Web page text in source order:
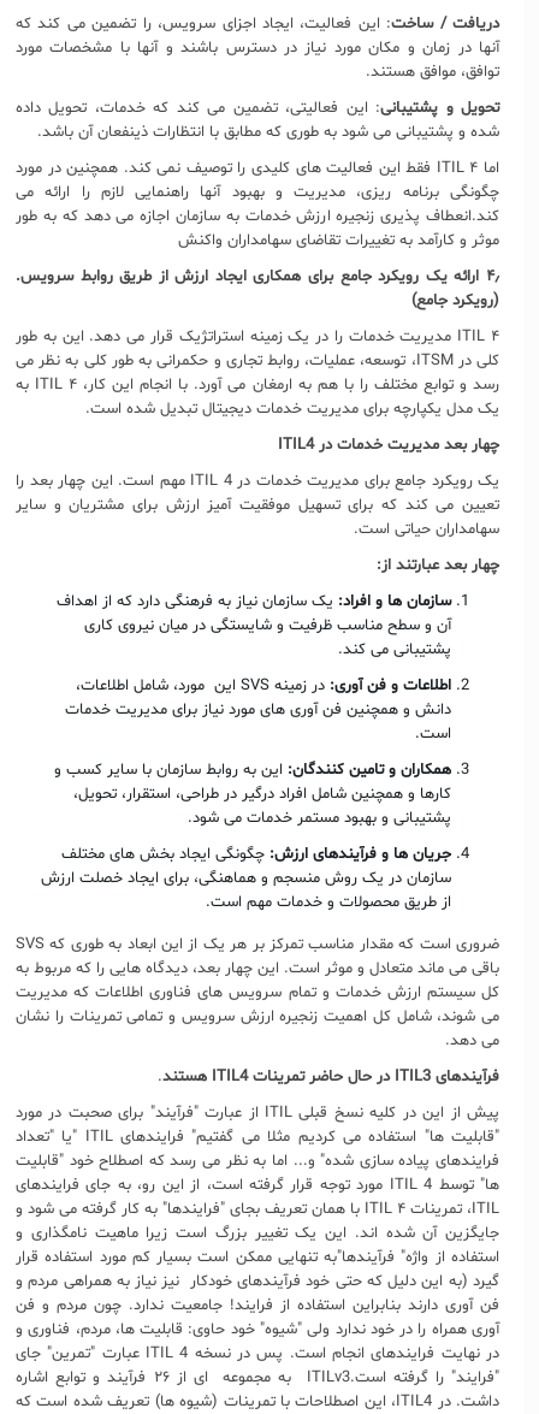
دریافت / ساخت: این فعالیت، ایجاد اجزای سرویس، را تضمین می کند که
آنها در زمان و مکان مورد نیاز در دسترس باشند و آنها با مشخصات مورد
توافق، موافق هستند.
تحویل و پشتیبانی: این فعالیتی، تضمین می کند که خدمات، تحویل داده
شده و پشتیبانی می شود به طوری که مطابق با انتظارات ذینفعان آن باشد.
اما ITIL ۴ فقط این فعالیت های کلیدی را توصیف نمی کند. همچنین در مورد
چگونگی برنامه ریزی، مدیریت و بهبود آنها راهنمایی لازم را ارائه می
کند.انعطاف پذیری زنجیره ارزش خدمات به سازمان اجازه می دهد که به طور
موثر و کارآمد به تغییرات تقاضای سهامداران واکنش
۴٫ ارائه یک رویکرد جامع برای همکاری ایجاد ارزش از طریق روابط سرویس.
(رویکرد جامع)
ITIL ۴ مدیریت خدمات را در یک زمینه استراتژیک قرار می دهد. این به طور
کلی در ITSM، توسعه، عملیات، روابط تجاری و حکمرانی به طور کلی به نظر می
رسد و توابع مختلف را با هم به ارمغان می آورد. با انجام این کار، ITIL ۴ به
یک مدل یکپارچه برای مدیریت خدمات دیجیتال تبدیل شده است.
چهار بعد مدیریت خدمات درITIL4
یک رویکرد جامع برای مدیریت خدمات در ITIL 4 مهم است. این چهار بعد را
تعیین می کند که برای تسهیل موفقیت آمیز ارزش برای مشتریان و سایر
سهامداران حیاتی است.
چهار بعد عبارتند از:
سازمان ها و افراد: یک سازمان نیاز به فرهنگی دارد که از اهداف
آن و سطح مناسب ظرفیت و شایستگی در میان نیروی کاری
پشتیبانی می کند.
اطلاعات و فن آوری:
در زمینه SVS این مورد، شامل اطلاعات،
دانش و همچنین فن آوری های مورد نیاز برای مدیریت خدمات
است.
همکاران و تامین کنندگان: این به روابط سازمان با سایر کسب و
کارها و همچنین شامل افراد درگیر در طراحی، استقرار، تحویل،
پشتیبانی و بهبود مستمر خدمات می شود.
جریان ها و فرآیندهای ارزش: چگونگی ایجاد بخش های مختلف
سازمان در یک روش منسجم و هماهنگی، برای ایجاد خصلت ارزش
از طریق محصولات و خدمات مهم است.
ضروری است که مقدار مناسب تمرکز بر هر یک از این ابعاد به طوری که SVS
باقی می ماند متعادل و موثر است. این چهار بعد، دیدگاه هایی را که مربوط به
کل سیستم ارزش خدمات و تمام سرویس های فناوری اطلاعات که مدیریت
می شوند، شامل کل اهمیت زنجیره ارزش سرویس و تمامی تمرینات را نشان
می دهد.
فرآیندهای ITIL3 در حال حاضر تمریناتITIL4 هستند.
پیش از این در کلیه نسخ قبلی ITIL از عبارت "فرآیند" برای صحبت در مورد
"قابلیت ها" استفاده می کردیم مثلا می گفتیم" فرایندهای ITIL "یا "تعداد
فرایندهای پیاده سازی شده" و... اما به نظر می رسد که اصطلاح خود "قابلیت
ها" توسط ITIL 4 مورد توجه قرار گرفته است، از این رو، به جای فرایندهای
ITIL، تمرینات ITIL ۴ با همان تعریف بجای "فرایندها" به کار گرفته می شود و
جایگزین آن شده اند. این یک تغییر بزرگ است زیرا ماهیت نامگذاری و
استفاده از واژه" فرآیندها"به تنهایی ممکن است بسیار کم مورد استفاده قرار
گیرد (به این دلیل که حتی خود فرآیندهای خودکار نیز نیاز به همراهی مردم و
فن آوری دارند بنابراین استفاده از فرایند! جامعیت ندارد. چون مردم و فن
آوری همراه را در خود ندارد ولی "شیوه" خود حاوی: قابلیت ها، مردم، فناوری و
در نهایت فرایندهای انجام است. پس در نسخه ITIL 4 عبارت "تمرین" جای
"فرایند" را گرفته است.ITILv3 به مجموعه ای از ۲۶ فرآیند و توابع اشاره
داشت. در ITIL4، این اصطلاحات با تمرینات (شیوه ها) تعریف شده است که